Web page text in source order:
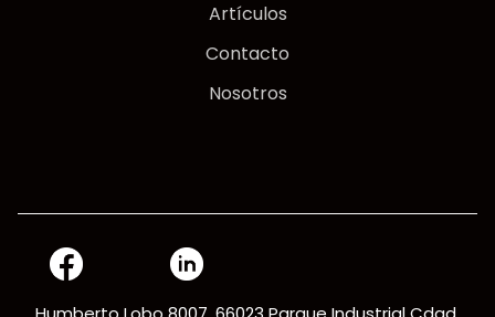
Artículos
Contacto
Nosotros